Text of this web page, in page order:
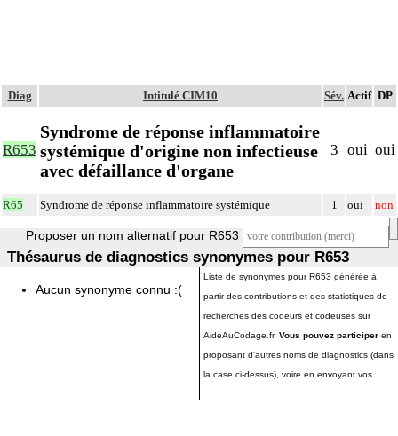
Diag Intitulé CIM10 Sév. Actif DP
R653
Syndrome de réponse inflammatoire
systémique d'origine non infectieuse
avec défaillance d'organe
3 oui oui
R65 Syndrome de réponse inflammatoire systémique 1 oui non
Proposer un nom alternatif pour R653
Thésaurus de diagnostics synonymes pour R653
Aucun synonyme connu :(
Liste de synonymes pour R653 générée à
partir des contributions et des statistiques de
recherches des codeurs et codeuses sur
AideAuCodage.fr. Vous pouvez participer en
proposant d'autres noms de diagnostics (dans
la case ci-dessus), voire en envoyant vos